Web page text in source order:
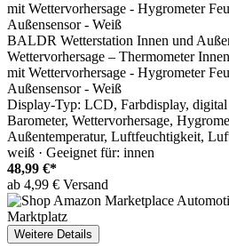
BALDR Wetterstation Innen und
Wettervorhersage – Thermometer
mit Wettervorhersage - Hygrometer
Außensensor - Weiß
Display-Typ: LCD, Farbdisplay, digital
Barometer, Wettervorhersage,
Außentemperatur, Luftfeuchtigkeit,
weiß · Geeignet für: innen
48,99 €*
ab 4,99 € Versand
Marktplatz
Weitere Details